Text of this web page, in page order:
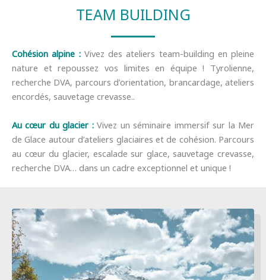
TEAM BUILDING
Cohésion alpine : Vivez des ateliers team-building en pleine
nature et repoussez vos limites en équipe ! Tyrolienne,
recherche DVA, parcours d’orientation, brancardage, ateliers
encordés, sauvetage crevasse..
Au cœur du glacier :Vivez un séminaire immersif sur la Mer
de Glace autour d’ateliers glaciaires et de cohésion. Parcours
au cœur du glacier, escalade sur glace, sauvetage crevasse,
recherche DVA… dans un cadre exceptionnel et unique !